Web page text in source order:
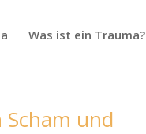
Was ist ein Trauma?
und